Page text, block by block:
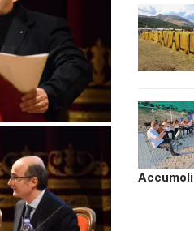
Accumoli